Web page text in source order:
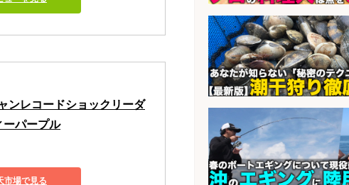
ンレコードショックリーダ
ーパープル
市場で見る